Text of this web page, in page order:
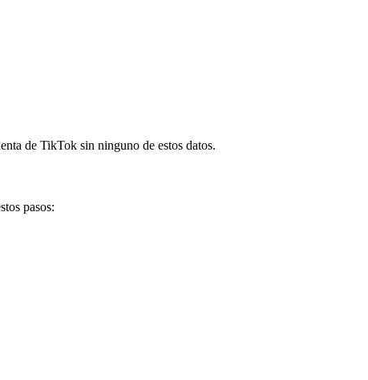
de TikTok sin ninguno de estos datos.
pasos: